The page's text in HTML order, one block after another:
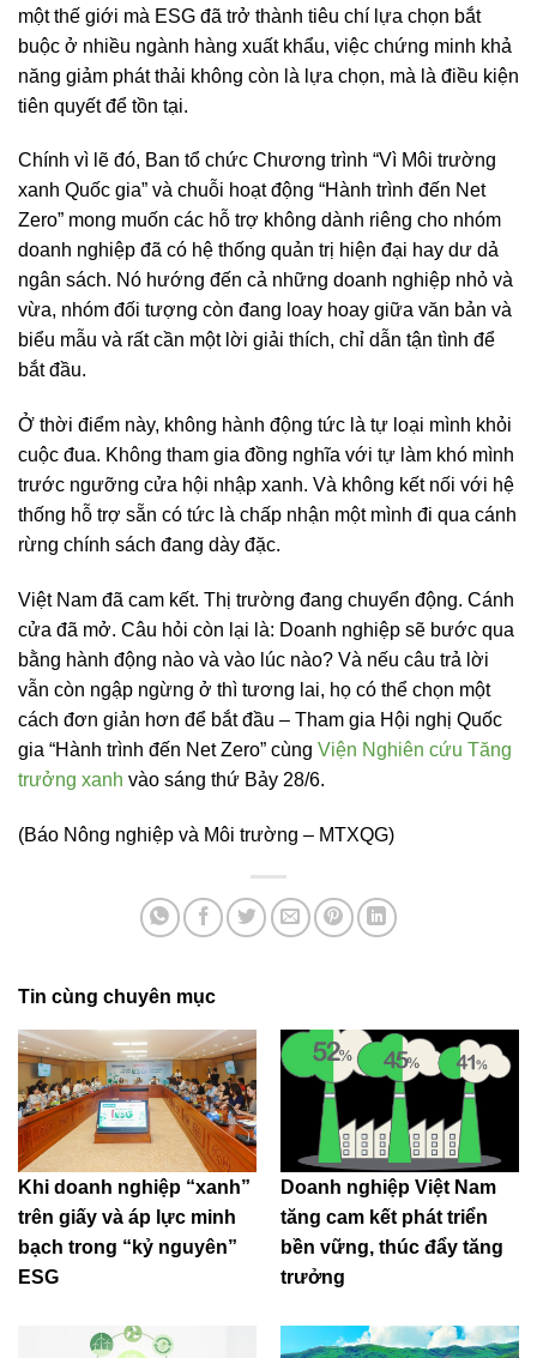
một thế giới mà ESG đã trở thành tiêu chí lựa chọn bắt
buộc ở nhiều ngành hàng xuất khẩu, việc chứng minh khả
năng giảm phát thải không còn là lựa chọn, mà là điều kiện
tiên quyết để tồn tại.
Chính vì lẽ đó, Ban tổ chức Chương trình “Vì Môi trường
xanh Quốc gia” và chuỗi hoạt động “Hành trình đến Net
Zero” mong muốn các hỗ trợ không dành riêng cho nhóm
doanh nghiệp đã có hệ thống quản trị hiện đại hay dư dả
ngân sách. Nó hướng đến cả những doanh nghiệp nhỏ và
vừa, nhóm đối tượng còn đang loay hoay giữa văn bản và
biểu mẫu và rất cần một lời giải thích, chỉ dẫn tận tình để
bắt đầu.
Ở thời điểm này, không hành động tức là tự loại mình khỏi
cuộc đua. Không tham gia đồng nghĩa với tự làm khó mình
trước ngưỡng cửa hội nhập xanh. Và không kết nối với hệ
thống hỗ trợ sẵn có tức là chấp nhận một mình đi qua cánh
rừng chính sách đang dày đặc.
Việt Nam đã cam kết. Thị trường đang chuyển động. Cánh
cửa đã mở. Câu hỏi còn lại là: Doanh nghiệp sẽ bước qua
bằng hành động nào và vào lúc nào? Và nếu câu trả lời
vẫn còn ngập ngừng ở thì tương lai, họ có thể chọn một
cách đơn giản hơn để bắt đầu – Tham gia Hội nghị Quốc
gia “Hành trình đến Net Zero” cùng Viện Nghiên cứu Tăng
trưởng xanh vào sáng thứ Bảy 28/6.
(Báo Nông nghiệp và Môi trường – MTXQG)
Tin cùng chuyên mục
Khi doanh nghiệp “xanh”
trên giấy và áp lực minh
bạch trong “kỷ nguyên”
ESG
Doanh nghiệp Việt Nam
tăng cam kết phát triển
bền vững, thúc đẩy tăng
trưởng